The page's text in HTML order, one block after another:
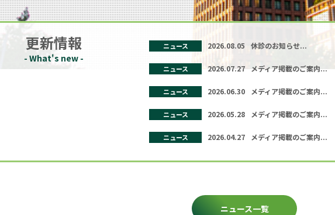
更新情報
- What's new -
ニュース 2026.08.05 休診のお知らせ...
ニュース 2026.07.27 メディア掲載のご案内...
ニュース 2026.06.30 メディア掲載のご案内...
ニュース 2026.05.28 メディア掲載のご案内...
ニュース 2026.04.27 メディア掲載のご案内...
ニュース一覧